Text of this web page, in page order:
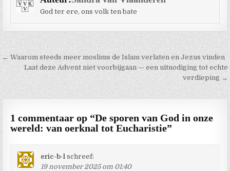
God ter ere, ons volk ten bate
Berichtnavigatie
← Waarom steeds meer moslims de Islam verlaten en Jezus vinden
Laat deze Advent niet voorbijgaan — een uitnodiging tot echte
verdieping →
1 commentaar op “De sporen van God in onze
wereld: van oerknal tot Eucharistie”
eric-b-l schreef:
19 november 2025 om 01:40